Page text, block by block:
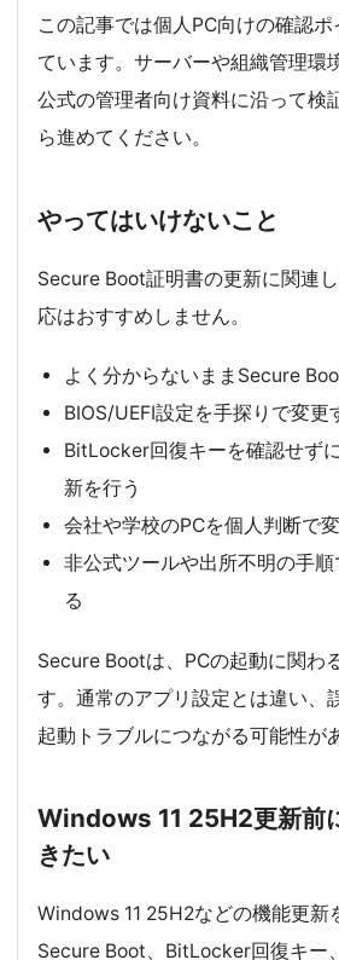
この記事では個人PC向けの確認
ています。サーバーや組織管理環
公式の管理者向け資料に沿って検
ら進めてください。
やってはいけないこと
Secure Boot証明書の更新に関連
応はおすすめしません。
よく分からないままSecure
BIOS/UEFI設定を手探りで変更
BitLocker回復キーを確認せず
新を行う
会社や学校のPCを個人判断で
非公式ツールや出所不明の手
る
Secure Bootは、PCの起動に関わ
す。通常のアプリ設定とは違い、
起動トラブルにつながる可能性が
Windows 11 25H2更新前
きたい
Windows 11 25H2などの機能更新
Secure Boot、BitLocker回復キー